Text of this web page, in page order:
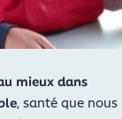
mieux dans
, santé que nous